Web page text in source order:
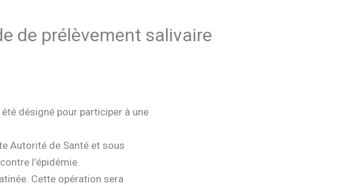
de prélèvement salivaire
désigné pour participer à une
Autorité de Santé et sous
l’épidémie.
Cette opération sera